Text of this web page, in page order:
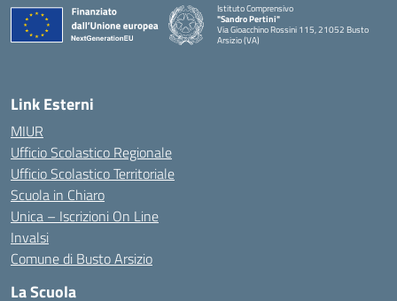
Istituto Comprensivo
"Sandro Pertini"
Via Gioacchino Rossini 115, 21052 Busto
Arsizio (VA)
Link Esterni
MIUR
Ufficio Scolastico Regionale
Ufficio Scolastico Territoriale
Scuola in Chiaro
Unica – Iscrizioni On Line
Invalsi
Comune di Busto Arsizio
La Scuola